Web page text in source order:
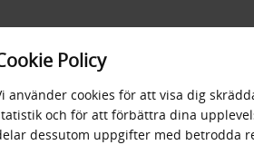
ERBJUDANDEN
Policy
använder cookies för att visa dig
och för att förbättra dina
dessutom uppgifter med betrodda